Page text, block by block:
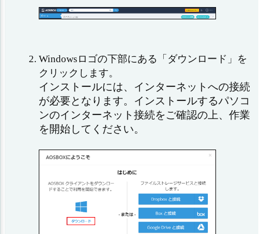
Windowsロゴの下部にある「ダウンロード」を
クリックします。
インストールには、インターネットへの接続
が必要となります。インストールするパソコ
ンのインターネット接続をご確認の上、作業
を開始してください。